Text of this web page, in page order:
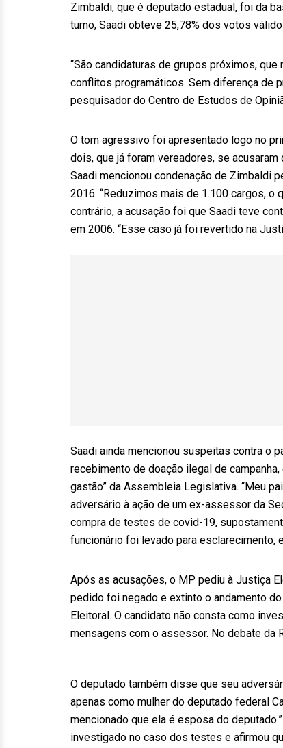
Zimbaldi, que é deputado estadual, foi da
turno, Saadi obteve 25,78% dos votos
“São candidaturas de grupos próximos,
conflitos programáticos. Sem diferença de
pesquisador do Centro de Estudos de
O tom agressivo foi apresentado logo no
dois, que já foram vereadores, se
Saadi mencionou condenação de Zimbaldi
2016. “Reduzimos mais de 1.100 cargos, o
contrário, a acusação foi que Saadi teve
em 2006. “Esse caso já foi revertido na
Saadi ainda mencionou suspeitas contra o
recebimento de doação ilegal de
gastão” da Assembleia Legislativa. “Meu
adversário à ação de um ex-assessor da
compra de testes de covid-19,
funcionário foi levado para esclarecimento,
Após as acusações, o MP pediu à Justiça
pedido foi negado e extinto o andamento
Eleitoral. O candidato não consta como
mensagens com o assessor. No debate da
O deputado também disse que seu
apenas como mulher do deputado federal
mencionado que ela é esposa do
investigado no caso dos testes e afirmou